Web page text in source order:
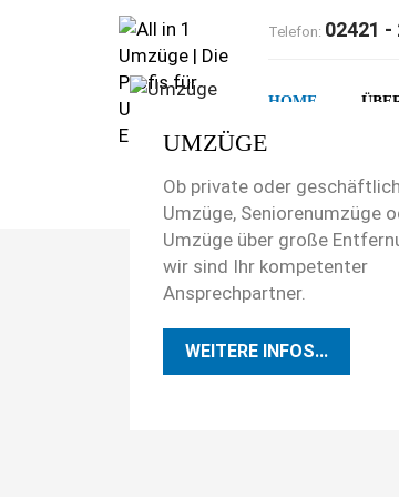
Telefon: 02421 -
HOME
GALERIE
UMZÜGE
Ob private oder
Umzüge, Seniorenumzüge
Umzüge über große
wir sind Ihr kompetenter
Ansprechpartner.
WEITERE INFOS...